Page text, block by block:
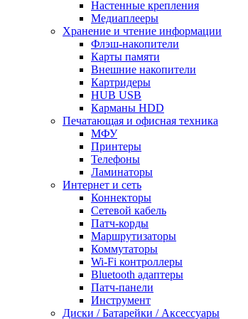
Настенные крепления
Медиаплееры
Хранение и чтение информации
Флэш-накопители
Карты памяти
Внешние накопители
Картридеры
HUB USB
Карманы HDD
Печатающая и офисная техника
МФУ
Принтеры
Телефоны
Ламинаторы
Интернет и сеть
Коннекторы
Сетевой кабель
Патч-корды
Маршрутизаторы
Коммутаторы
Wi-Fi контроллеры
Bluetooth адаптеры
Патч-панели
Инструмент
Диски / Батарейки / Аксессуары